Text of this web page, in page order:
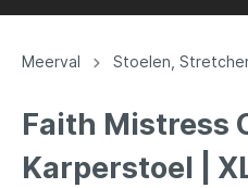
Meerval Stoelen,
Faith Mistress
Karperstoel |